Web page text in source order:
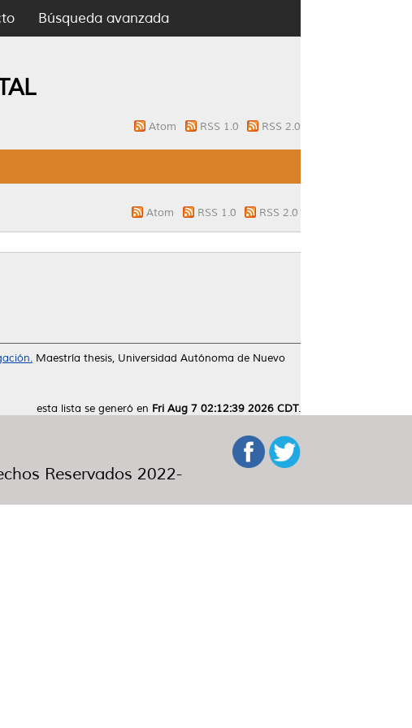
Búsqueda avanzada
Atom RSS 1.0 RSS 2.0
Atom RSS 1.0 RSS 2.0
Maestría thesis, Universidad Autónoma de Nuevo
esta lista se generó en Fri Aug 7 02:12:39 2026 CDT.
Reservados 2022-